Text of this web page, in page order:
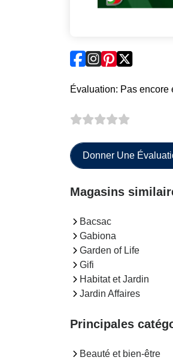
Évaluation: Pas encore
Donner Une
Magasins
Bacsac
Gabiona
Garden of Life
Gifi
Habitat et Jardin
Jardin Affaires
Principales
Beauté et bien-être